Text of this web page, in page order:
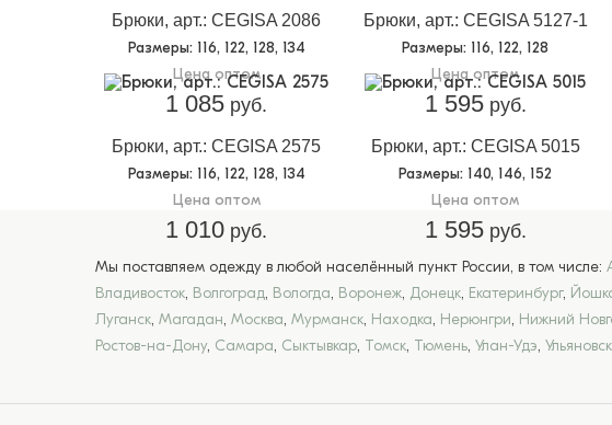
Брюки, арт.: CEGISA 2086
Размеры: 116, 122, 128, 134
Цена оптом
1 085 руб.
Брюки, арт.: CEGISA 5127-1
Размеры: 116, 122, 128
Цена оптом
1 595руб.
Брюки, арт.: CEGISA 2575
Размеры: 116, 122, 128, 134
Цена оптом
1 010 руб.
Брюки, арт.: CEGISA 5015
Размеры: 140, 146, 152
Цена оптом
1 595руб.
Мы поставляем одежду в любой населённый пункт России, в том числе:
Владивосток, Волгоград, Вологда, Воронеж, Донецк, Екатеринбург,
Луганск, Магадан, Москва, Мурманск, Находка, Нерюнгри, Нижний
Ростов-на-Дону, Самара, Сыктывкар, Томск, Тюмень, Улан-Удэ, Ульяновск